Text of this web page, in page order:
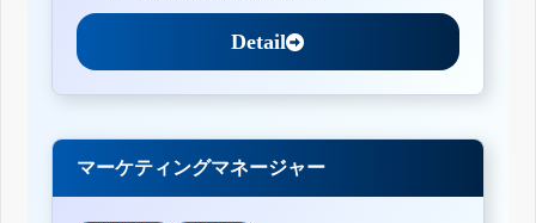
Detail
マーケティングマネージャー